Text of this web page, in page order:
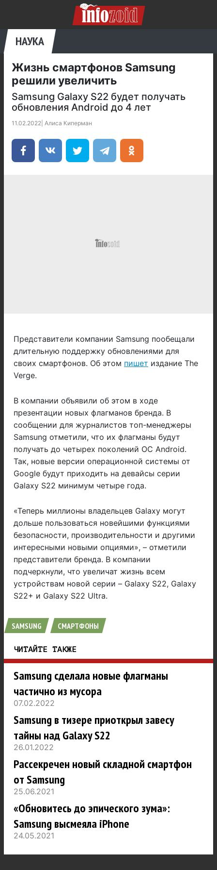
НАУКА
Жизнь смартфонов Samsung
решили увеличить
Samsung Galaxy S22 будет получать
обновления Android до 4 лет
11.02.2022 Алиса Киперман
Представители компании Samsung пообещали
длительную поддержку обновлениями для
своих смартфонов. Об этом пишет издание The
Verge.
В компании объявили об этом в ходе
презентации новых флагманов бренда. В
сообщении для журналистов топ-менеджеры
Samsung отметили, что их флагманы будут
получать до четырех поколений ОС Android.
Так, новые версии операционной системы от
Google будут приходить на девайсы серии
Galaxy S22 минимум четыре года.
«Теперь миллионы владельцев Galaxy могут
дольше пользоваться новейшими функциями
безопасности, производительности и другими
интересными новыми опциями», – отметили
представители бренда. В компании
подчеркнули, что увеличат жизнь всем
устройствам новой серии – Galaxy S22, Galaxy
S22+ и Galaxy S22 Ultra.
SAMSUNG СМАРТФОНЫ
ЧИТАЙТЕ ТАКЖЕ
Samsung сделала новые флагманы
частично из мусора
07.02.2022
Samsung в тизере приоткрыл завесу
тайны над Galaxy S22
26.01.2022
Рассекречен новый складной смартфон
от Samsung
25.06.2021
«Обновитесь до эпического зума»:
Samsung высмеяла iPhone
24.05.2021